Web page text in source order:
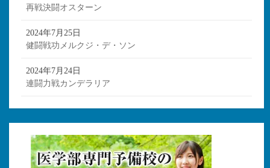
再戦決闘オスターン
2024年7月25日
健闘戦功メルクジ・デ・ソン
2024年7月24日
連闘力戦カンデラリア